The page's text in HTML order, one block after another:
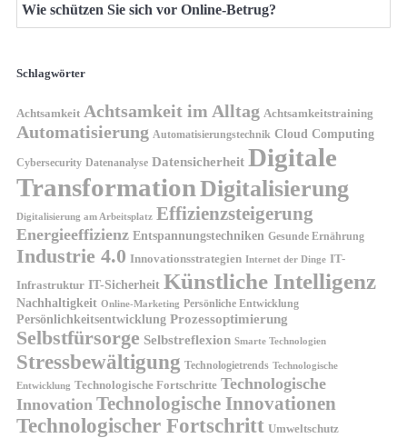
Wie schützen Sie sich vor Online-Betrug?
Schlagwörter
Achtsamkeit Achtsamkeit im Alltag Achtsamkeitstraining
Automatisierung Automatisierungstechnik Cloud Computing
Cybersecurity Datenanalyse Datensicherheit Digitale
TransformationDigitalisierung
Digitalisierung am Arbeitsplatz Effizienzsteigerung
Energieeffizienz Entspannungstechniken Gesunde Ernährung
Industrie 4.0 Innovationsstrategien Internet der Dinge IT-
Infrastruktur IT-Sicherheit Künstliche Intelligenz
Nachhaltigkeit Online-Marketing Persönliche Entwicklung
Persönlichkeitsentwicklung Prozessoptimierung
Selbstfürsorge Selbstreflexion Smarte Technologien
Stressbewältigung Technologietrends Technologische
Entwicklung Technologische Fortschritte Technologische
Innovation Technologische Innovationen
Technologischer Fortschritt Umweltschutz